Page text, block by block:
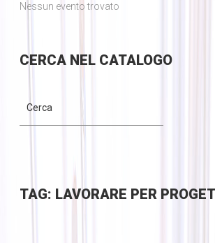
Nessun evento trovato
CERCANEL CATALOGO
TAG: LAVORARE PER